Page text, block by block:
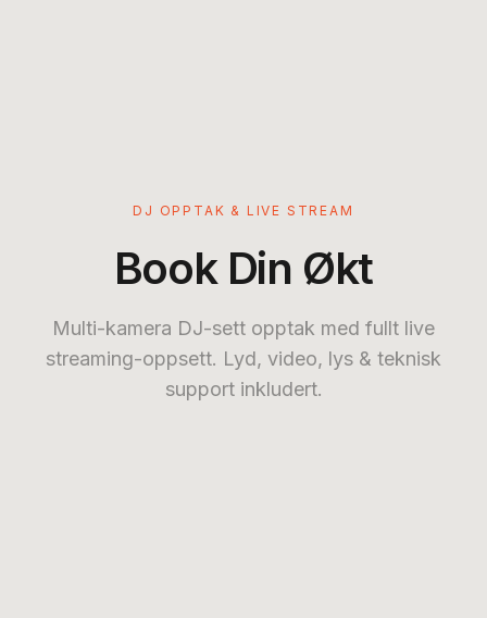
DJ OPPTAK & LIVE STREAM
Book Din Økt
Multi-kamera DJ-sett opptak med fullt live
streaming-oppsett. Lyd, video, lys & teknisk
support inkludert.